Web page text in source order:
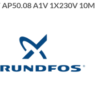
AP50.08 A1V 1X230V 10M